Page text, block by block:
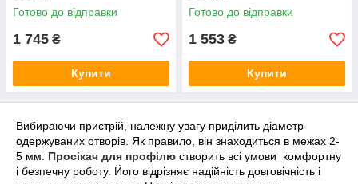
Готово до відправки
1 745 ₴
Купити
Готово до відправки
1 553 ₴
Купити
Вибираючи пристрій, належну увагу приділить діаметр
одержуваних отворів. Як правило, він знаходиться в межах 2-
5 мм. Просікач для профілю створить всі умови комфортну
і безпечну роботу. Його відрізняє надійність довговічність і